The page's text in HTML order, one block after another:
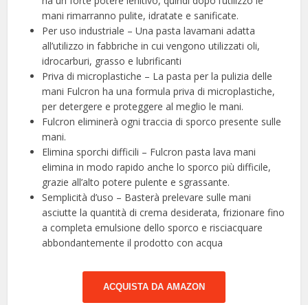
mani rimarranno pulite, idratate e sanificate.
Per uso industriale – Una pasta lavamani adatta
all’utilizzo in fabbriche in cui vengono utilizzati oli,
idrocarburi, grasso e lubrificanti
Priva di microplastiche – La pasta per la pulizia delle
mani Fulcron ha una formula priva di microplastiche,
per detergere e proteggere al meglio le mani.
Fulcron eliminerà ogni traccia di sporco presente sulle
mani.
Elimina sporchi difficili – Fulcron pasta lava mani
elimina in modo rapido anche lo sporco più difficile,
grazie all’alto potere pulente e sgrassante.
Semplicità d’uso – Basterà prelevare sulle mani
asciutte la quantità di crema desiderata, frizionare fino
a completa emulsione dello sporco e risciacquare
abbondantemente il prodotto con acqua
ACQUISTA DA AMAZON